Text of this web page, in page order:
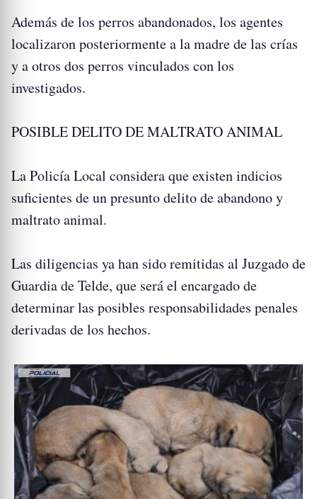
Además de los perros abandonados, los agentes
localizaron posteriormente a la madre de las crías
y a otros dos perros vinculados con los
investigados.
POSIBLE DELITO DE MALTRATO ANIMAL
La Policía Local considera que existen indicios
suficientes de un presunto delito de abandono y
maltrato animal.
Las diligencias ya han sido remitidas al Juzgado de
Guardia de Telde, que será el encargado de
determinar las posibles responsabilidades penales
derivadas de los hechos.